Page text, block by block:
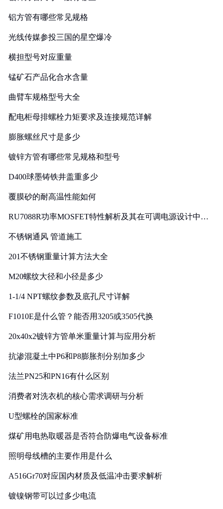
铝方管有哪些常见规格
光线传媒参投三国的星空爆冷
横担型号对应重量
锰矿石产品化合水含量
曲臂车规格型号大全
配电柜母排螺栓力矩要求及连接规范详解
膨胀螺丝尺寸是多少
镀锌方管有哪些常见规格和型号
D400球墨铸铁井盖重多少
覆膜砂的耐高温性能如何
RU7088R功率MOSFET特性解析及其在可调电源设计中的
不锈钢通风 管道施工
201不锈钢重量计算方法大全
M20螺纹大径和小径是多少
1-1/4 NPT螺纹参数及底孔尺寸详解
F1010E是什么管？能否用3205或3505代换
20x40x2镀锌方管单米重量计算与应用分析
抗渗混凝土中P6和P8膨胀剂分别加多少
法兰PN25和PN16有什么区别
消费者对洗衣机的核心需求调研与分析
U型螺栓的国家标准
煤矿用电热取暖器是否符合防爆电气设备标准
照明母线槽的主要作用是什么
A516Gr70对应国内材质及低温冲击要求解析
镀镍钢带可以过多少电流